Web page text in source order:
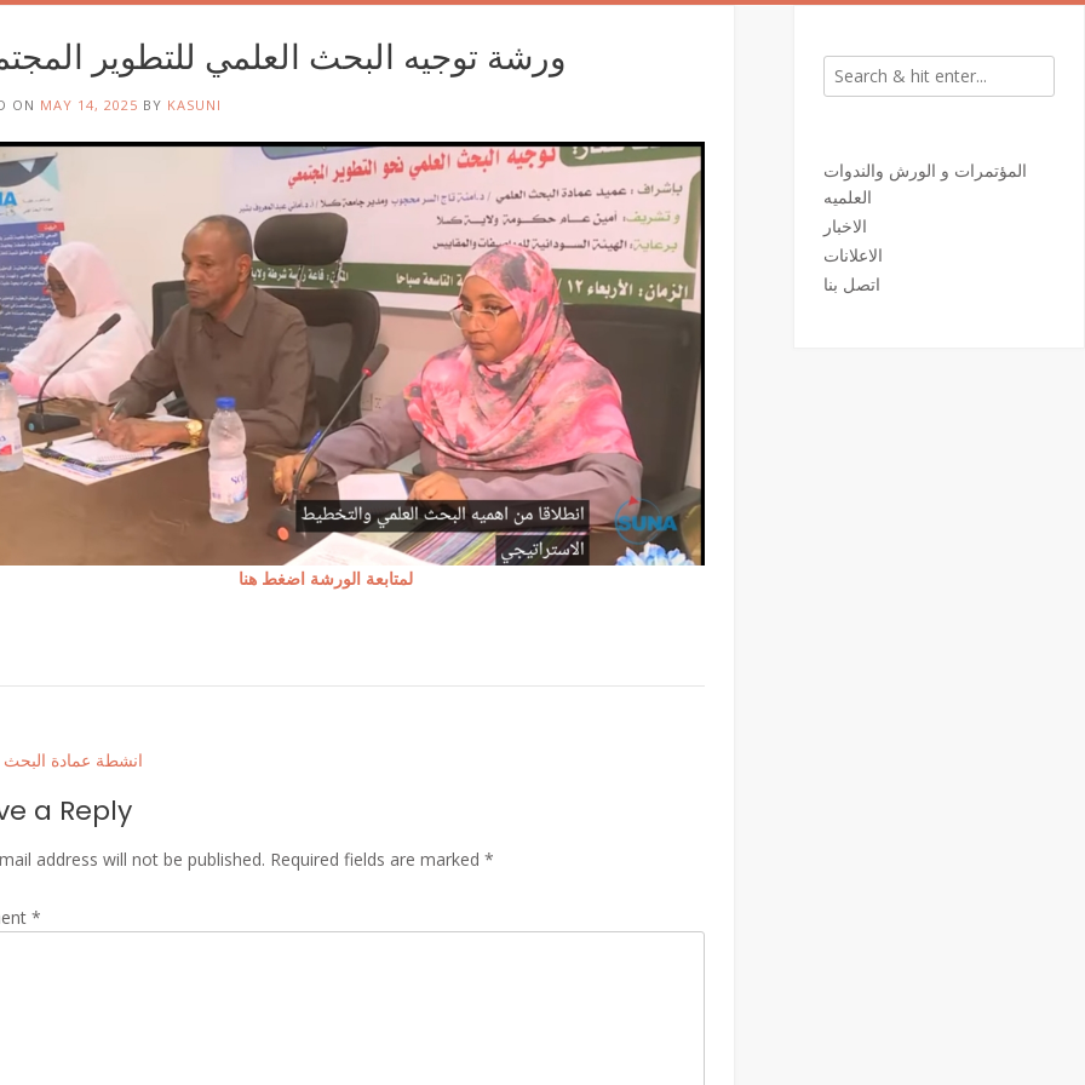
ورشة توجيه البحث العلمي للتطوير
ON MAY 14, 2025 BY KASUNI
لمتابعة الورشة اضغط هنا
انشطة عمادة البحث
a Reply
address will not be published. Required fields are marked *
*
المؤتمرات و الورش والندوات
العلميه
الاخبار
الاعلانات
اتصل بنا